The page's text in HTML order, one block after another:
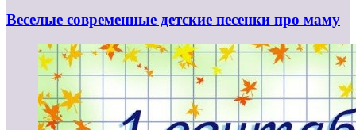
Веселые современные детские песенки про маму